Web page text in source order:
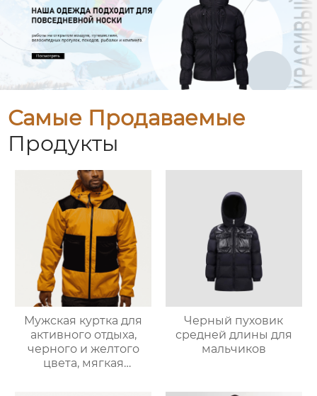
Самые Продаваемые
Продукты
Мужская куртка для
активного отдыха,
черного и желтого
цвета, мягкая
Черный пуховик
средней длины для
мальчиков